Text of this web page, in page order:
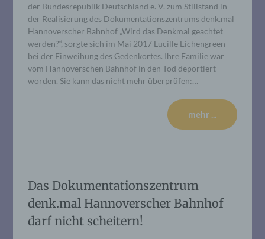
der Bundesrepublik Deutschland e. V. zum Stillstand in
der Realisierung des Dokumentationszentrums denk.mal
Hannoverscher Bahnhof „Wird das Denkmal geachtet
werden?“, sorgte sich im Mai 2017 Lucille Eichengreen
bei der Einweihung des Gedenkortes. Ihre Familie war
vom Hannoverschen Bahnhof in den Tod deportiert
worden. Sie kann das nicht mehr überprüfen:…
mehr ...
Das Dokumentationszentrum
denk.mal Hannoverscher Bahnhof
darf nicht scheitern!